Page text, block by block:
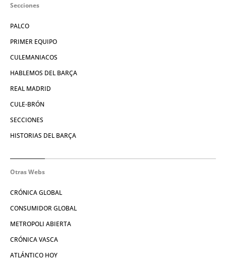
Secciones
PALCO
PRIMER EQUIPO
CULEMANIACOS
HABLEMOS DEL BARÇA
REAL MADRID
CULE-BRÓN
SECCIONES
HISTORIAS DEL BARÇA
Otras Webs
CRÓNICA GLOBAL
CONSUMIDOR GLOBAL
METROPOLI ABIERTA
CRÓNICA VASCA
ATLÁNTICO HOY